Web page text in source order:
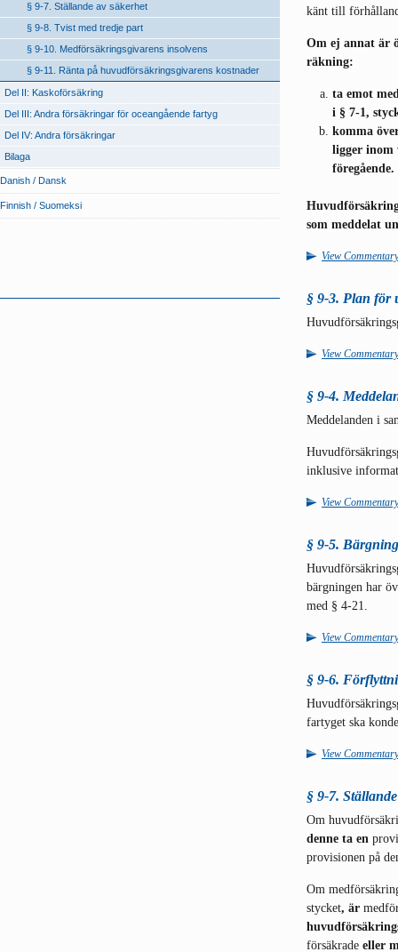
§ 9-7. Ställande av säkerhet
§ 9-8. Tvist med tredje part
§ 9-10. Medförsäkringsgivarens insolvens
§ 9-11. Ränta på huvudförsäkringsgivarens kostnader
Del II: Kaskoförsäkring
Del III: Andra försäkringar för oceangående fartyg
Del IV: Andra försäkringar
Bilaga
Danish / Dansk
Finnish / Suomeksi
känt till
Om ej annat är
räkning:
ta emot
i § 7-1,
komma
ligger inom
föregående.
som meddelat
View Commentary
§ 9-3. Plan för
View Commentary
§ 9-4.
Meddelanden i
inklusive
View Commentary
§ 9-5. Bärgning
bärgningen har
med § 4-21.
View Commentary
§ 9-6.
fartyget ska
View Commentary
§ 9-7.
Om
denne ta en
provisionen på
Om
stycket, är
försäkrade eller